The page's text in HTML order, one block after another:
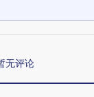
无评论